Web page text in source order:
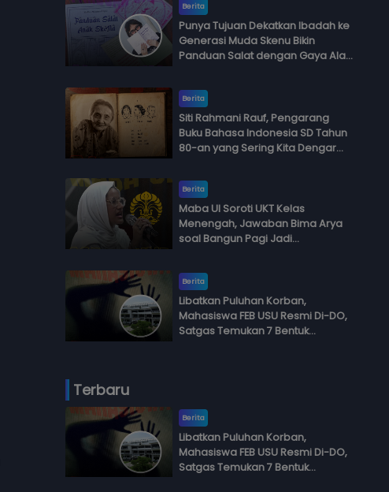
Berita
Punya Tujuan Dekatkan Ibadah ke
Generasi Muda Skenu Bikin
Panduan Salat dengan Gaya Ala
Berita
Siti Rahmani Rauf, Pengarang
Buku Bahasa Indonesia SD Tahun
80-an yang Sering Kita Dengar
Adik Budi
Berita
Maba UI Soroti UKT Kelas
Menengah, Jawaban Bima Arya
soal Bangun Pagi Jadi
Berita
Libatkan Puluhan Korban,
Mahasiswa FEB USU Resmi Di-DO,
Satgas Temukan 7 Bentuk
Terbaru
Berita
Libatkan Puluhan Korban,
Mahasiswa FEB USU Resmi Di-DO,
Satgas Temukan 7 Bentuk